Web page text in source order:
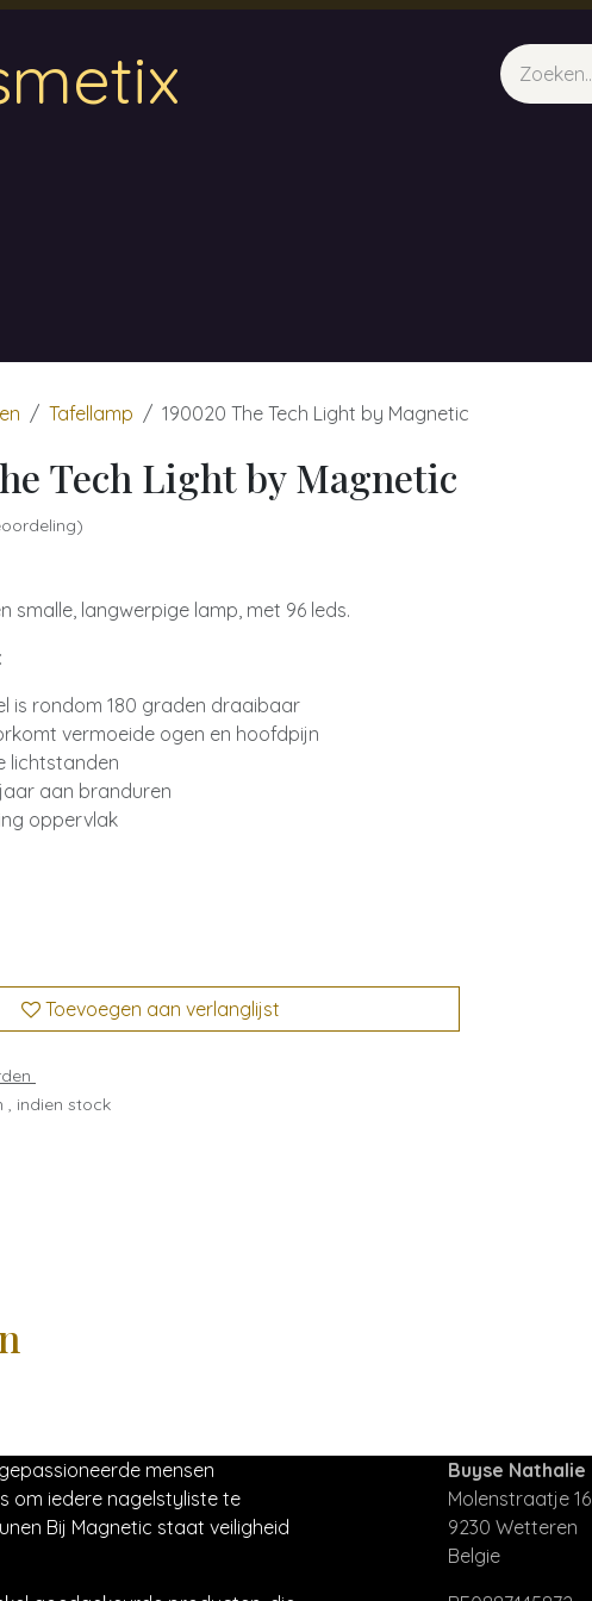
Tafellamp 190020 The Tech Light by Magnetic
Tech Light by Magnetic
smalle, langwerpige lamp, met 96 leds.
is rondom 180 graden draaibaar
vermoeide ogen en hoofdpijn
lichtstanden
aan branduren
oppervlak
Toevoegen aan verlanglijst
, indien stock
mensen
om iedere nagelstyliste te
Bij Magnetic staat veiligheid
Buyse Nathalie
Molenstraatje 16
9230 Wetteren
Belgie